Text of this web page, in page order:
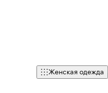
Женская одежда